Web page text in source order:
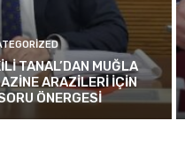
TANAL’DAN MUĞLA
ARAZİLERİ İÇİN
ÖNERGESİ